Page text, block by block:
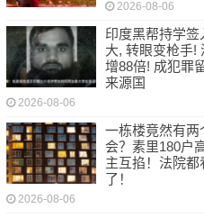
2026-08-06
印度黑帮持学签
大, 转眼变枪手!
增88倍! 成犯罪
来源国
2026-08-06
一栋楼竟然有两
会？素里180户
主互掐！法院都
了！
2026-08-06